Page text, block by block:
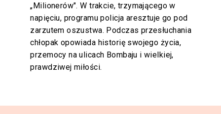
„Milionerów". W trakcie, trzymającego w
napięciu, programu policja aresztuje go pod
zarzutem oszustwa. Podczas przesłuchania
chłopak opowiada historię swojego życia,
przemocy na ulicach Bombaju i wielkiej,
prawdziwej miłości.